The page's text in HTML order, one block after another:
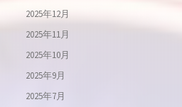
2025年12月
2025年11月
2025年10月
2025年9月
2025年7月